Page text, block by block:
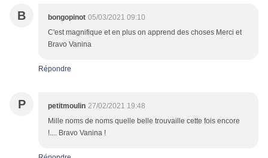
B bongopinot 05/03/2021 09:10
C'est magnifique et en plus on apprend des choses Merci et
Bravo Vanina
Répondre
P petitmoulin 27/02/2021 19:48
Mille noms de noms quelle belle trouvaille cette fois encore
!.... Bravo Vanina !